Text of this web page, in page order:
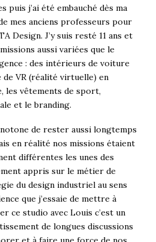
puis j’ai été embauché dès ma
mes anciens professeurs pour
Design. J’y suis resté 11 ans et
aussi variées que le
: des intérieurs de voiture
de VR (réalité virtuelle) en
les vêtements de sport,
et le branding.
de rester aussi longtemps
en réalité nos missions étaient
différentes les unes des
appris sur le métier de
du design industriel au sens
que j’essaie de mettre à
ce studio avec Louis c’est un
de longues discussions